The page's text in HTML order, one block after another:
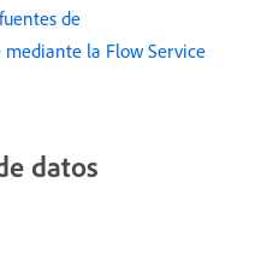
de
la Flow Service
datos